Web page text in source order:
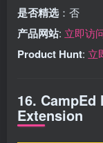
是否精选 ：否
产品网站: 立即访
Product Hunt: 立
16.
Extension